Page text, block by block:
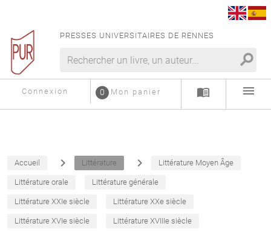
PRESSES UNIVERSITAIRES DE RENNES
search
Connexion Mon panier
0 menu_book menu
Accueil navigate_next Littérature navigate_next Littérature Moyen Âge
Littérature orale Littérature générale
Littérature XXIe siècle Littérature XXe siècle
Littérature XVIe siècle Littérature XVIIIe siècle